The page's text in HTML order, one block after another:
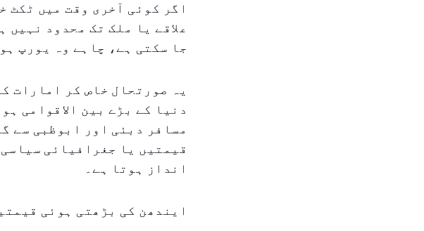
اگر کوئی آخری وقت میں ٹکٹ
علاقے یا ملک تک محدود
جا سکتی ہے، چاہے وہ یورپ
یہ صورتحال خاص کر امارات
دنیا کے بڑے بین الاقوامی
مسافر دبئی اور ابوظبی سے
قیمتیں یا جغرافیائی
انداز ہوتا ہے۔
ایندھن کی بڑھتی ہوئی